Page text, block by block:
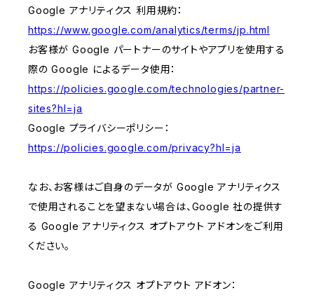
Google アナリティクス 利用規約：
https://www.google.com/analytics/terms/jp.html
お客様が Google パートナーのサイトやアプリを使用する
際の Google によるデータ使用：
https://policies.google.com/technologies/partner-
sites?hl=ja
Google プライバシーポリシー：
https://policies.google.com/privacy?hl=ja
なお、お客様はご自身のデータが Google アナリティクス
で使用されることを望まない場合は、Google 社の提供す
る Google アナリティクス オプトアウト アドオンをご利用
ください。
Google アナリティクス オプトアウト アドオン：